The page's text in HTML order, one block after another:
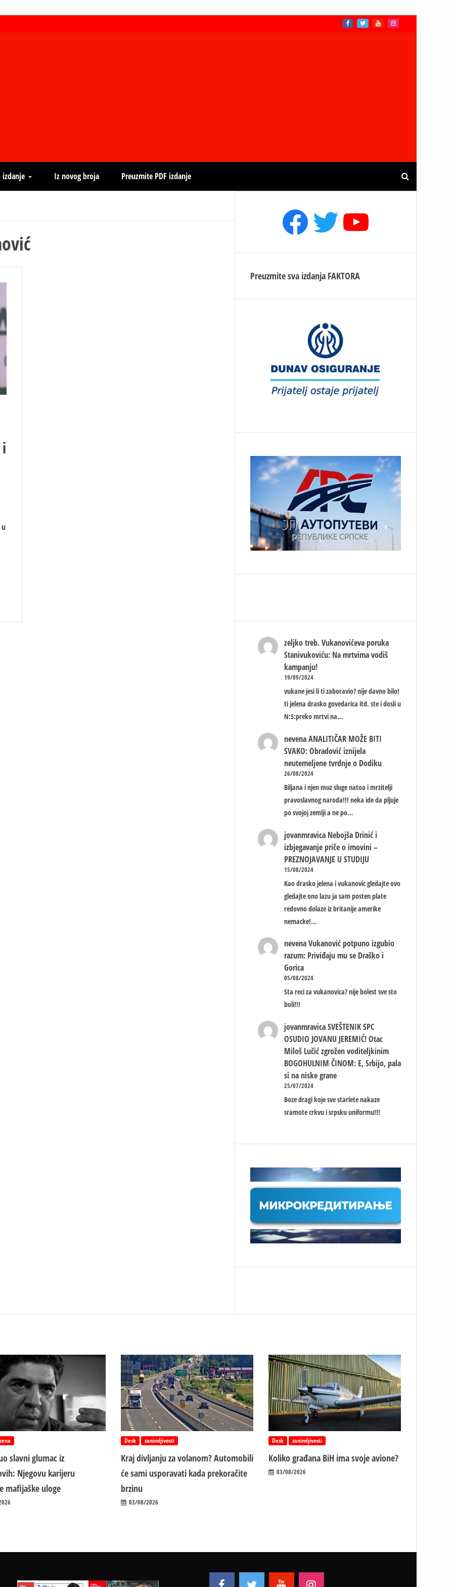
izdanje Iz novog broja Preuzmite PDF izdanje
i
Facebook
TwitterYouTube
Preuzmite sva izdanja FAKTORA
zeljko treb. Vukanovićeva poruka
Stanivukoviću: Na mrtvima vodiš
kampanju!
19/09/2024
vukane jesi li ti zaboravio? nije davno bilo!
ti jelena drasko govedarica itd. ste i dosli u
N:S:preko mrtvi na…
nevena ANALITIČAR MOŽE BITI
SVAKO: Obradović iznijela
neutemeljene tvrdnje o Dodiku
26/08/2024
Biljana i njen muz sluge natoa i mrzitelji
pravoslavnog naroda!!! neka ide da pljuje
po svojoj zemlji a ne po…
jovanmravica Nebojša Drinić i
izbjegavanje priče o imovini –
PREZNOJAVANJE U STUDIJU
15/08/2024
Kao drasko jelena i vukanovic gledajte ovo
gledajte ono lazu ja sam posten plate
redovno dolaze iz britanije amerike
nemacke!…
nevena Vukanović potpuno izgubio
razum: Priviđaju mu se Draško i
Gorica
05/08/2024
Sta reci za vukanovica? nije bolest sve sto
boli!!!
jovanmravica SVEŠTENIK SPC
OSUDIO JOVANU JEREMIĆ! Otac
Miloš Lučić zgrožen voditeljkinim
BOGOHULNIM ČINOM: E, Srbijo, pala
si na niske grane
25/07/2024
Boze dragi koje sve starlete nakaze
sramote crkvu i srpsku uniformu!!!
slavni glumac iz
Njegovu karijeru
mafijaške uloge
Desk zanimljivosti
Kraj divljanju za volanom? Automobili
će sami usporavati kada prekoračite
brzinu
03/08/2026
Desk zanimljivosti
Koliko građana BiH ima svoje avione?
03/08/2026